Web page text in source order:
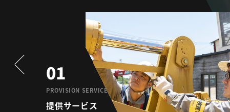
01
PROVISION SERVICE
提供サービス